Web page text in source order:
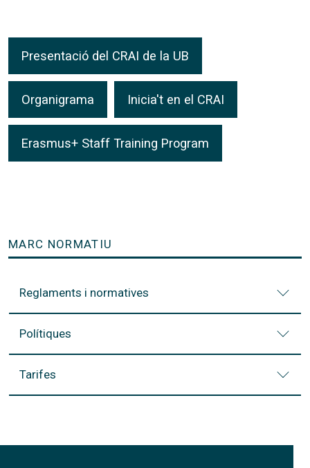
Presentació del CRAI de la UB
Organigrama Inicia't en el CRAI
Erasmus+ Staff Training Program
MARC NORMATIU
Reglaments i normatives
Polítiques
Tarifes